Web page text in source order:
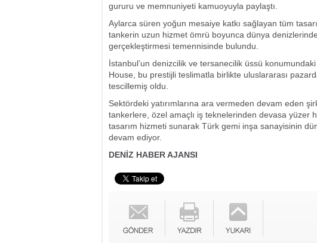
gururu ve memnuniyeti kamuoyuyla paylaştı.
Aylarca süren yoğun mesaiye katkı sağlayan tüm
tankerin uzun hizmet ömrü boyunca dünya
gerçekleştirmesi temennisinde bulundu.
İstanbul’un denizcilik ve tersanecilik üssü
House, bu prestijli teslimatla birlikte uluslararası
tescillemiş oldu.
Sektördeki yatırımlarına ara vermeden devam eden
tankerlere, özel amaçlı iş teknelerinden devasa yüzer
tasarım hizmeti sunarak Türk gemi inşa sanayisinin
devam ediyor.
DENİZ HABER AJANSI